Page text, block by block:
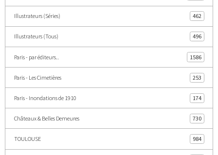
Illustrateurs (Séries) 462
Illustrateurs (Tous) 496
Paris - par éditeurs.. 1586
Paris - Les Cimetières 253
Paris - Inondations de 1910 174
Châteaux & Belles Demeures 730
TOULOUSE 984